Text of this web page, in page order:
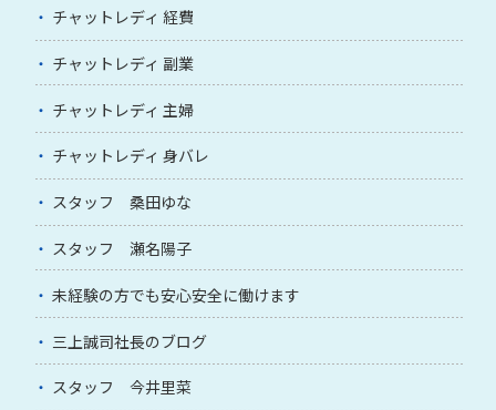
チャットレディ 経費
チャットレディ 副業
チャットレディ 主婦
チャットレディ 身バレ
スタッフ 桑田ゆな
スタッフ 瀬名陽子
未経験の方でも安心安全に働けます
三上誠司社長のブログ
スタッフ 今井里菜